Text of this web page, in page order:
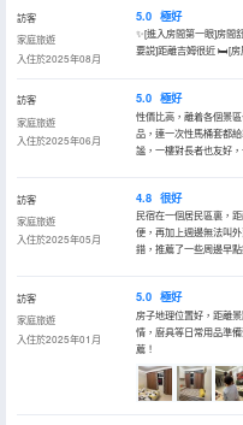
訪客
家庭旅遊
入住於2025年08月
5.0 極好
✨[進入房間第一眼]房間
要説]距離吉姆很近 🛏[房
訪客
家庭旅遊
入住於2025年06月
5.0 極好
性價比高，離着各個景
品，連一次性馬桶套都
謐，一樓對長者也友好
訪客
家庭旅遊
入住於2025年05月
4.8 很好
民宿在一個居民區裏，
便，再加上週邊無法叫
錯，推薦了一些周邊早
訪客
家庭旅遊
入住於2025年01月
5.0 極好
房子地理位置好，距離
情，廚具等日常用品準
薦！